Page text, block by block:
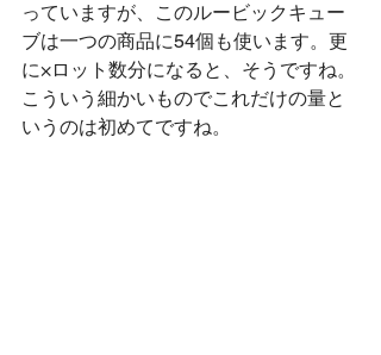
っていますが、このルービックキュー
ブは一つの商品に54個も使います。更
に×ロット数分になると、そうですね。
こういう細かいものでこれだけの量と
いうのは初めてですね。